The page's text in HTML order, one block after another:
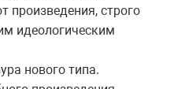
произведения, строго
идеологическим
нового типа.